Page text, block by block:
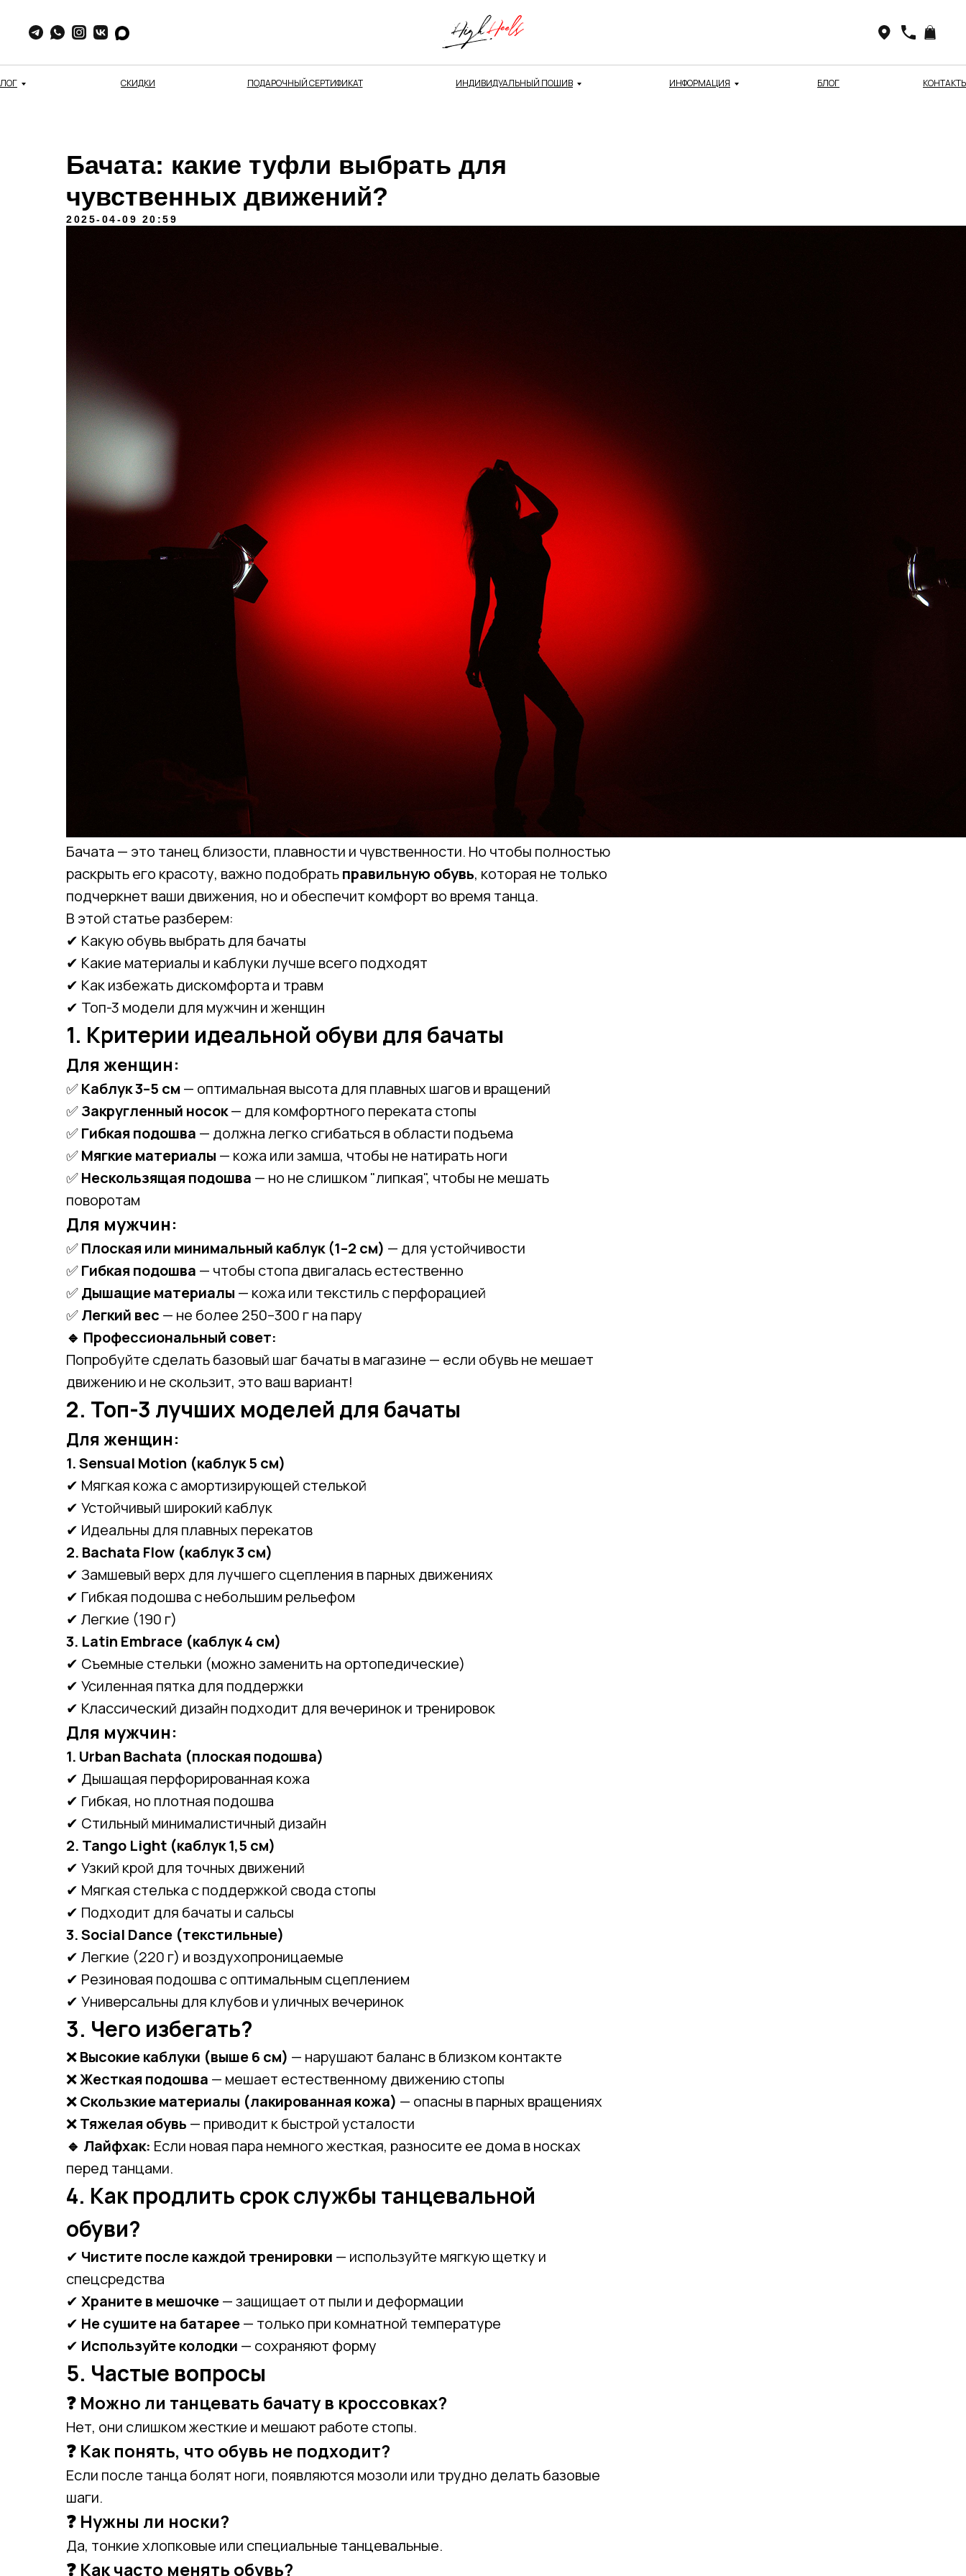
ПОДАРОЧНЫЙ СЕРТИФИКАТ ИНДИВИДУАЛЬНЫЙ ПОШИВ
СКИДКИ ИНФОРМАЦИЯ БЛОГ
Бачата: какие туфли выбрать для
чувственных движений?
2025-04-09 20:59
Бачата — это танец близости, плавности и чувственности. Но чтобы полностью
раскрыть его красоту, важно подобратьправильную обувь, которая не только
подчеркнет ваши движения, но и обеспечит комфорт во время танца.
В этой статье разберем:
✔ Какую обувь выбрать для бачаты
✔ Какие материалы и каблуки лучше всего подходят
✔ Как избежать дискомфорта и травм
✔ Топ-3 модели для мужчин и женщин
1. Критерии идеальной обуви для бачаты
Для женщин:
✅Каблук 3–5 см — оптимальная высота для плавных шагов и вращений
✅Закругленный носок— для комфортного переката стопы
✅Гибкая подошва — должна легко сгибаться в области подъема
✅Мягкие материалы — кожа или замша, чтобы не натирать ноги
✅Нескользящая подошва — но не слишком "липкая", чтобы не мешать
поворотам
Для мужчин:
✅Плоская или минимальный каблук (1–2 см) — для устойчивости
✅Гибкая подошва — чтобы стопа двигалась естественно
✅Дышащие материалы — кожа или текстиль с перфорацией
✅Легкий вес — не более 250–300 г на пару
🔹 Профессиональный совет:
Попробуйте сделать базовый шаг бачаты в магазине — если обувь не мешает
движению и не скользит, это ваш вариант!
2. Топ-3 лучших моделей для бачаты
Для женщин:
1. Sensual Motion (каблук 5 см)
✔ Мягкая кожа с амортизирующей стелькой
✔ Устойчивый широкий каблук
✔ Идеальны для плавных перекатов
2. Bachata Flow (каблук 3 см)
✔ Замшевый верх для лучшего сцепления в парных движениях
✔ Гибкая подошва с небольшим рельефом
✔ Легкие (190 г)
3. Latin Embrace (каблук 4 см)
✔ Съемные стельки (можно заменить на ортопедические)
✔ Усиленная пятка для поддержки
✔ Классический дизайн подходит для вечеринок и тренировок
Для мужчин:
1. Urban Bachata (плоская подошва)
✔ Дышащая перфорированная кожа
✔ Гибкая, но плотная подошва
✔ Стильный минималистичный дизайн
2. Tango Light (каблук 1,5 см)
✔ Узкий крой для точных движений
✔ Мягкая стелька с поддержкой свода стопы
✔ Подходит для бачаты и сальсы
3. Social Dance (текстильные)
✔ Легкие (220 г) и воздухопроницаемые
✔ Резиновая подошва с оптимальным сцеплением
✔ Универсальны для клубов и уличных вечеринок
3. Чего избегать?
❌Высокие каблуки (выше 6 см) — нарушают баланс в близком контакте
❌Жесткая подошва — мешает естественному движению стопы
❌Скользкие материалы (лакированная кожа) — опасны в парных вращениях
❌Тяжелая обувь — приводит к быстрой усталости
🔹 Лайфхак: Если новая пара немного жесткая, разносите ее дома в носках
перед танцами.
4. Как продлить срок службы танцевальной
обуви?
✔ Чистите после каждой тренировки — используйте мягкую щетку и
спецсредства
✔ Храните в мешочке— защищает от пыли и деформации
✔ Не сушите на батарее— только при комнатной температуре
✔ Используйте колодки — сохраняют форму
5. Частые вопросы
❓ Можно ли танцевать бачату в кроссовках?
Нет, они слишком жесткие и мешают работе стопы.
❓ Как понять, что обувь не подходит?
Если после танца болят ноги, появляются мозоли или трудно делать базовые
шаги.
❓ Нужны ли носки?
Да, тонкие хлопковые или специальные танцевальные.
❓ Как часто менять обувь?